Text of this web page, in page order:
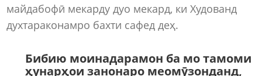
майдабофӣ мекарду дуо мекард, ки Худованд
духтараконамро бахти сафед деҳ.
Бибию моинадарамон ба мо тамоми
ҳунарҳои занонаро меомӯзонданд,